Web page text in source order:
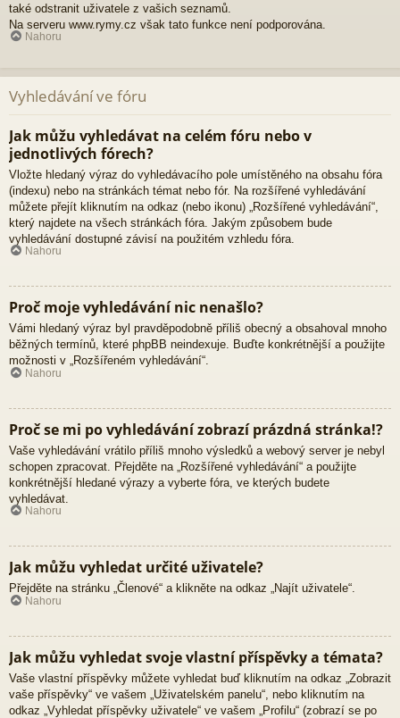
také odstranit uživatele z vašich seznamů.
Na serveru www.rymy.cz však tato funkce není podporována.
Nahoru
Vyhledávání ve fóru
Jak můžu vyhledávat na celém fóru nebo v
jednotlivých fórech?
Vložte hledaný výraz do vyhledávacího pole umístěného na obsahu fóra
(indexu) nebo na stránkách témat nebo fór. Na rozšířené vyhledávání
můžete přejít kliknutím na odkaz (nebo ikonu) „Rozšířené vyhledávání“,
který najdete na všech stránkách fóra. Jakým způsobem bude
vyhledávání dostupné závisí na použitém vzhledu fóra.
Nahoru
Proč moje vyhledávání nic nenašlo?
Vámi hledaný výraz byl pravděpodobně příliš obecný a obsahoval mnoho
běžných termínů, které phpBB neindexuje. Buďte konkrétnější a použijte
možnosti v „Rozšířeném vyhledávání“.
Nahoru
Proč se mi po vyhledávání zobrazí prázdná stránka!?
Vaše vyhledávání vrátilo příliš mnoho výsledků a webový server je nebyl
schopen zpracovat. Přejděte na „Rozšířené vyhledávání“ a použijte
konkrétnější hledané výrazy a vyberte fóra, ve kterých budete
vyhledávat.
Nahoru
Jak můžu vyhledat určité uživatele?
Přejděte na stránku „Členové“ a klikněte na odkaz „Najít uživatele“.
Nahoru
Jak můžu vyhledat svoje vlastní příspěvky a témata?
Vaše vlastní příspěvky můžete vyhledat buď kliknutím na odkaz „Zobrazit
vaše příspěvky“ ve vašem „Uživatelském panelu“, nebo kliknutím na
odkaz „Vyhledat příspěvky uživatele“ ve vašem „Profilu“ (zobrazí se po